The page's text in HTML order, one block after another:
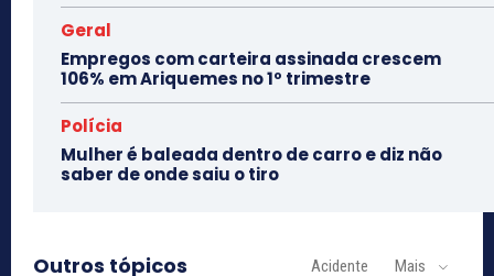
Geral
Empregos com carteira assinada crescem
106% em Ariquemes no 1º trimestre
Polícia
Mulher é baleada dentro de carro e diz não
saber de onde saiu o tiro
Outros tópicos Acidente Mais